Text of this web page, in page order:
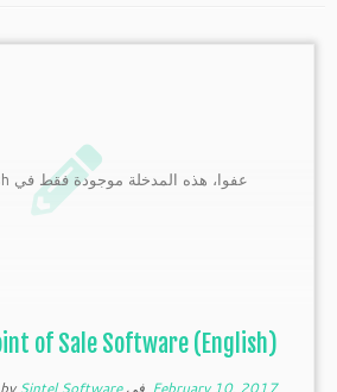
عفوا، هذه المدخلة موجودة فقط في English.
(English) Restaurant Point of Sale Software
February 10, 2017 في bySintel Software